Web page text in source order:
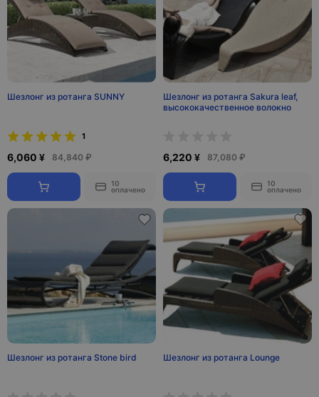
Шезлонг из ротанга SUNNY
1
6,060 ¥ 84,840 ₽
10
оплачено
Шезлонг из ротанга Sakura leaf,
высококачественное волокно
6,220 ¥ 87,080 ₽
10
оплачено
Шезлонг из ротанга Stone bird Шезлонг из ротанга Lounge